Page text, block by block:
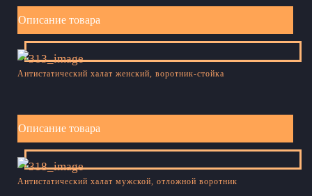
Описание товара
Антистатический халат женский, воротник-стойка
Описание товара
Антистатический халат мужской, отложной воротник